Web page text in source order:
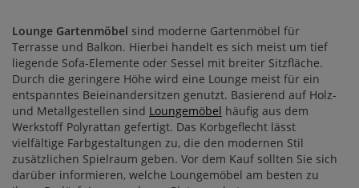
Lounge Gartenmöbel sind moderne Gartenmöbel für
Terrasse und Balkon. Hierbei handelt es sich meist um tief
liegende Sofa-Elemente oder Sessel mit breiter Sitzfläche.
Durch die geringere Höhe wird eine Lounge meist für ein
entspanntes Beieinandersitzen genutzt. Basierend auf Holz-
und Metallgestellen sind Loungemöbel häufig aus dem
Werkstoff Polyrattan gefertigt. Das Korbgeflecht lässt
vielfältige Farbgestaltungen zu, die den modernen Stil
zusätzlichen Spielraum geben. Vor dem Kauf sollten Sie sich
darüber informieren, welche Loungemöbel am besten zu